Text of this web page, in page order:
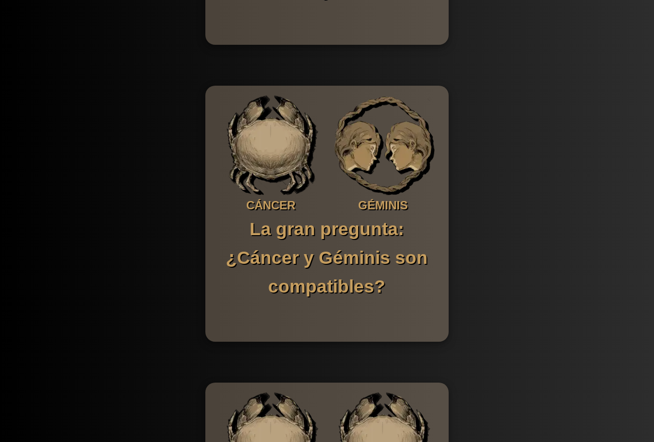
CÁNCER GÉMINIS
La gran pregunta:
¿Cáncer y Géminis son
compatibles?